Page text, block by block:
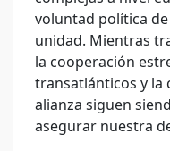
voluntad política
unidad. Mientras
la cooperación
transatlánticos y la
alianza siguen
asegurar nuestra